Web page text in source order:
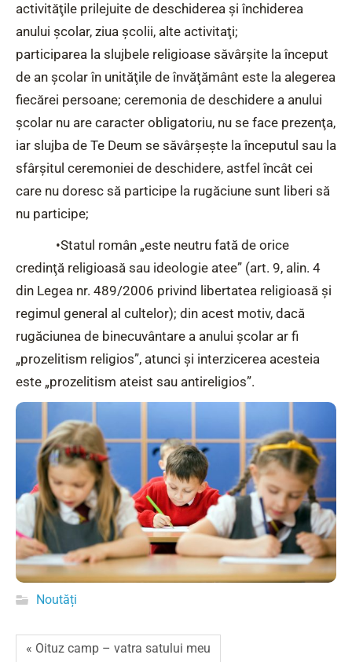
activităţile prilejuite de deschiderea şi închiderea
anului şcolar, ziua şcolii, alte activitaţi;
participarea la slujbele religioase săvârşite la început
de an şcolar în unităţile de învăţământ este la alegerea
fiecărei persoane; ceremonia de deschidere a anului
şcolar nu are caracter obligatoriu, nu se face prezenţa,
iar slujba de Te Deum se săvârşeşte la începutul sau la
sfârşitul ceremoniei de deschidere, astfel încât cei
care nu doresc să participe la rugăciune sunt liberi să
nu participe;
•Statul român „este neutru fată de orice
credinţă religioasă sau ideologie atee” (art. 9, alin. 4
din Legea nr. 489/2006 privind libertatea religioasă şi
regimul general al cultelor); din acest motiv, dacă
rugăciunea de binecuvântare a anului şcolar ar fi
„prozelitism religios”, atunci şi interzicerea acesteia
este „prozelitism ateist sau antireligios”.
Noutăți
« Oituz camp – vatra satului meu